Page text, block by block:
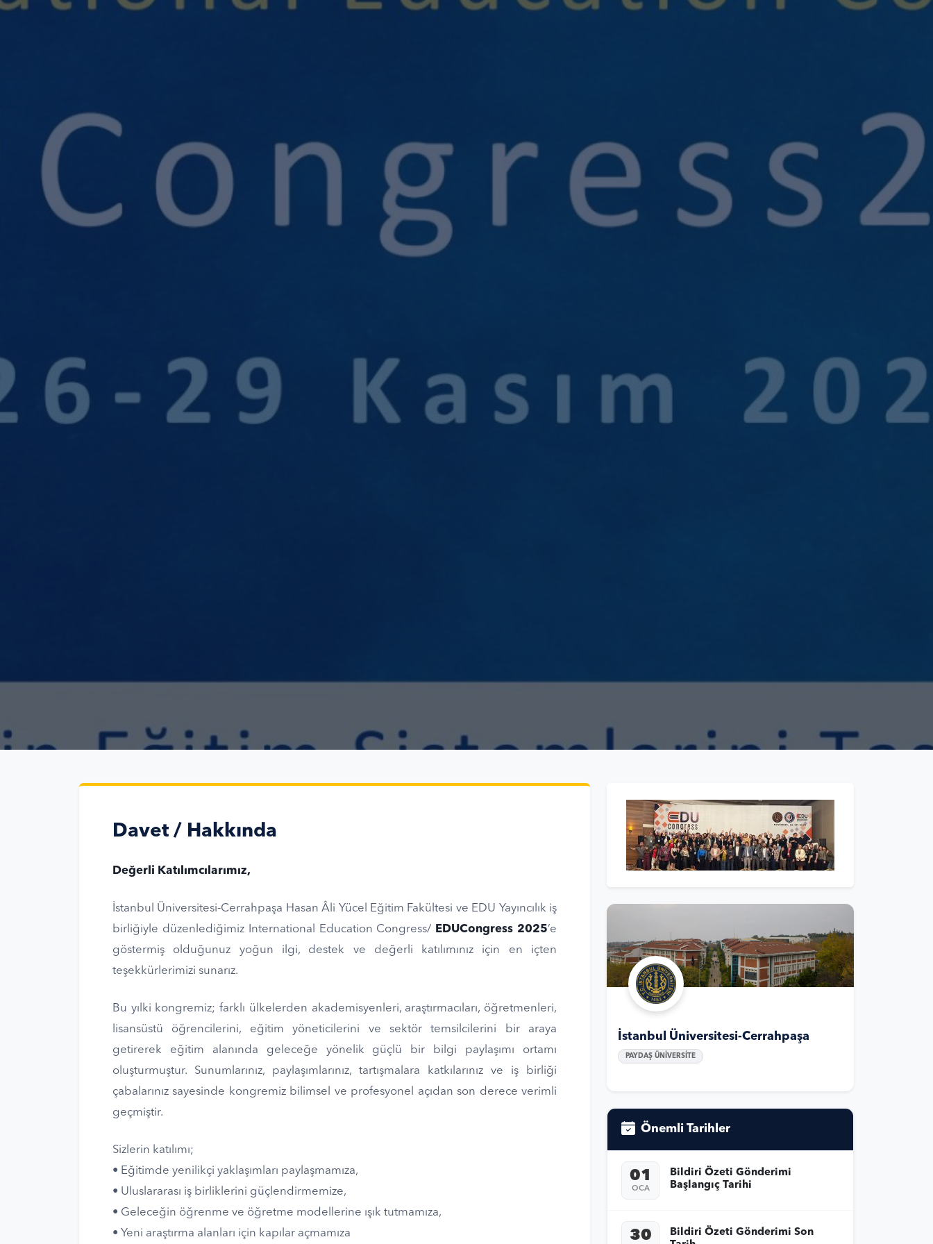
Davet / Hakkında
Değerli Katılımcılarımız,
İstanbul Üniversitesi-Cerrahpaşa Hasan Âli Yücel Eğitim Fakültesi ve EDU Yayıncılık iş
birliğiyle düzenlediğimiz International Education Congress/ EDUCongress 2025’e
göstermiş olduğunuz yoğun ilgi, destek ve değerli katılımınız için en içten
teşekkürlerimizi sunarız.
Bu yılki kongremiz; farklı ülkelerden akademisyenleri, araştırmacıları, öğretmenleri,
lisansüstü öğrencilerini, eğitim yöneticilerini ve sektör temsilcilerini bir araya
getirerek eğitim alanında geleceğe yönelik güçlü bir bilgi paylaşımı ortamı
oluşturmuştur. Sunumlarınız, paylaşımlarınız, tartışmalara katkılarınız ve iş birliği
çabalarınız sayesinde kongremiz bilimsel ve profesyonel açıdan son derece verimli
geçmiştir.
Sizlerin katılımı;
• Eğitimde yenilikçi yaklaşımları paylaşmamıza,
• Uluslararası iş birliklerini güçlendirmemize,
• Geleceğin öğrenme ve öğretme modellerine ışık tutmamıza,
• Yeni araştırma alanları için kapılar açmamıza
İstanbul Üniversitesi-Cerrahpaşa
PAYDAŞ ÜNİVERSİTE
Önemli Tarihler
01
OCA
Bildiri Özeti Gönderimi
Başlangıç Tarihi
30
Bildiri Özeti Gönderimi Son